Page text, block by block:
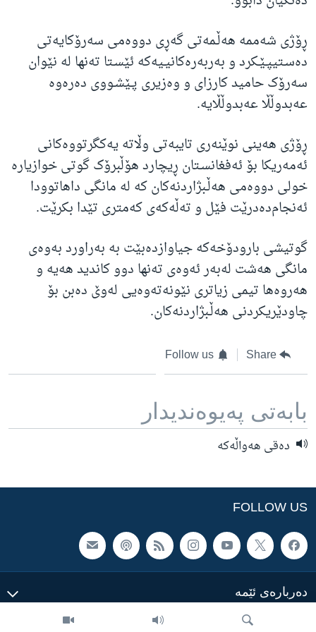
ڕۆژی شه‌ممه‌ هه‌ڵـمه‌تی گه‌ڕی دووه‌می سه‌رۆکایه‌تی
ده‌سـتیپـێـکرد و به‌ربه‌ره‌کانیـیه‌که‌ ئێسـتا ته‌نها له‌ نێوان
سه‌رۆک حامید کارزای و وه‌زیری پـێشـووی ده‌ره‌وه‌
عه‌بدوڵڵا عه‌بدوڵڵایه‌.
ڕۆژی هه‌ینی نوێنه‌ری تایبه‌تی وڵاته‌ یه‌کگرتووه‌کانی
ئه‌مه‌ریکا بۆ ئه‌فغانسـتان ڕیچارد هۆڵبرۆک گوتی خوازیاره‌
خولی دووه‌می هه‌ڵـبژاردنه‌کان که‌ له‌ مانگی داهاتوودا
ئه‌نجام‌ده‌درێت فێل و ته‌ڵه‌که‌ی که‌متری تێدا بکرێت.
گوتیشی بارودۆخه‌که‌ جیاوازده‌بێت به‌ به‌راورد به‌وه‌ی
مانگی هه‌شت له‌به‌ر ئه‌وه‌ی ته‌نها دوو کاندید هه‌یه‌ و
هه‌روه‌ها تیمی زیاتری نێونه‌ته‌وه‌یی له‌وێ ده‌بن بۆ
چاودێریکردنی هه‌ڵـبژاردنه‌کان.
Share
Follow us
بابه‌تی په‌یوه‌ندیدار
ده‌قی هه‌واڵه‌که‌
FOLLOW US
ده‌رباره‌ی ئێمه‌